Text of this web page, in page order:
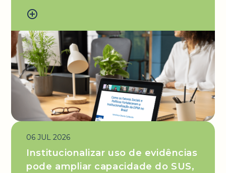
add_circle_outline
06 JUL 2026
Institucionalizar uso de evidências
pode ampliar capacidade do SUS,